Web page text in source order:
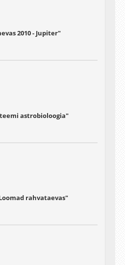
2010 - Jupiter"
astrobioloogia"
rahvataevas"